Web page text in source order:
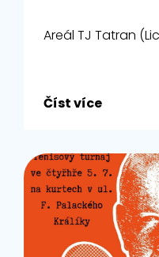
Areál TJ Tatran
Číst více